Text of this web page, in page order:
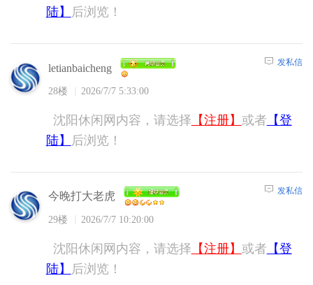
陆】
后浏览！
letianbaicheng
28楼 2026/7/7 5:33:00
发私信
沈阳休闲网内容，请选择 【注册】 或者 【登
陆】
后浏览！
今晚打大老虎
29楼 2026/7/7 10:20:00
发私信
沈阳休闲网内容，请选择 【注册】 或者 【登
陆】
后浏览！